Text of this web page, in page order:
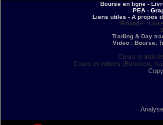
Bourse en ligne -
PEA -
Liens utiles - A propos
Finance -
Trading & Day
Video : Bourse,
Cours et
Cours et indices (Euronext,